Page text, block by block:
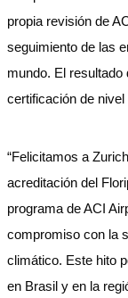
propia revisión de
seguimiento de las
mundo. El
certificación de
“Felicitamos a
acreditación del
programa de ACI
compromiso con la
climático. Este hito
en Brasil y en la